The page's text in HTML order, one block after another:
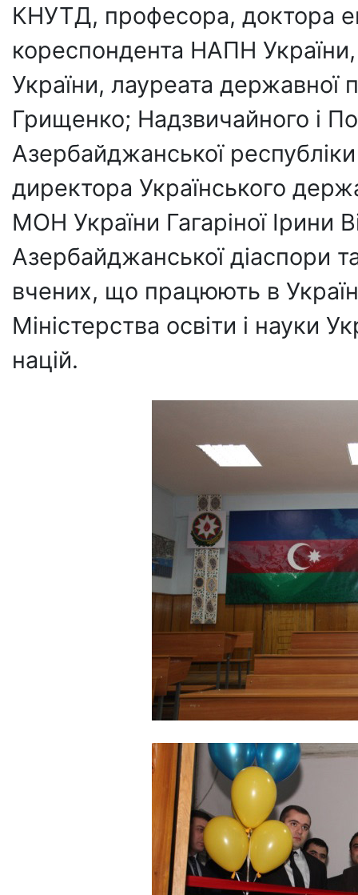
КНУТД, професора, доктора
кореспондента НАПН
України, лауреата державної
Грищенко; Надзвичайного і
Азербайджанської
директора Українського
МОН України Гагаріної Ірини
Азербайджанської діаспори
вчених, що працюють в
Міністерства освіти і науки
націй.